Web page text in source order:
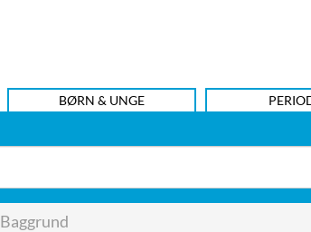
BØRN & UNGE
Baggrund